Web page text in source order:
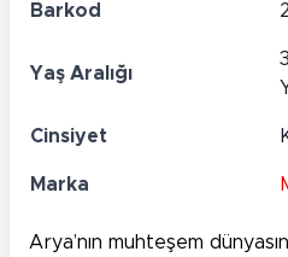
Barkod
Yaş Aralığı
Cinsiyet
Marka
Arya’nın muhteşem